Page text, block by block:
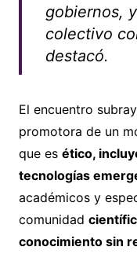
gobiernos,
colectivo
destacó.
El encuentro
promotora de un
que es ético,
tecnologías
académicos y
comunidad
conocimiento sin